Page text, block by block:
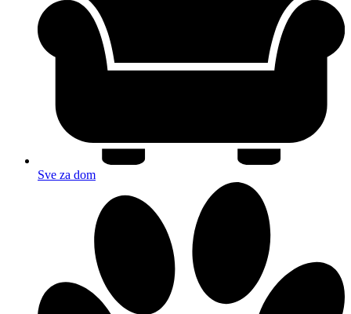
Sve za dom